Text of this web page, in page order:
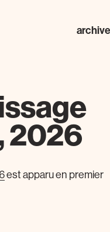
2026
est apparu en premier